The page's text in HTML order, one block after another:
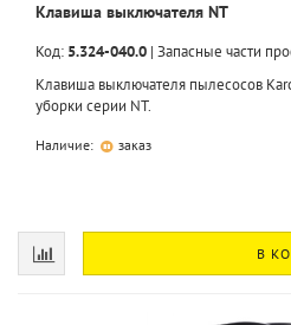
Клавиша выключателя NT
Код: 5.324-040.0 | Запасные части
Клавиша выключателя пылесосов
уборки серии NT.
Наличие: заказ
В